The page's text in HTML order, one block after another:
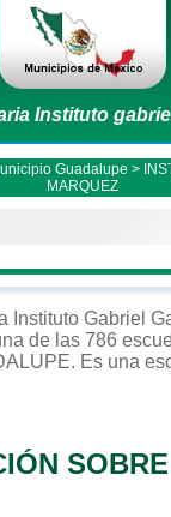
Instituto
Guadalupe >
MARQUEZ
Instituto Gabriel
de las 786
. Es una